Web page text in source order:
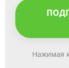
Нажимая